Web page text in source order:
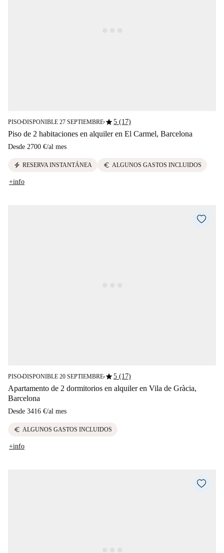
PISO■DISPONIBLE 27 SEPTIEMBRE■star5 (17)
Piso de 2 habitaciones en alquiler en El Carmel, Barcelona
Desde 2700 €/al mes
electric_bolt RESERVA INSTANTÁNEA euro ALGUNOS GASTOS INCLUIDOS
+info
PISO■DISPONIBLE 20 SEPTIEMBRE■star5 (17)
Apartamento de 2 dormitorios en alquiler en Vila de Gràcia,
Barcelona
Desde 3416 €/al mes
euro ALGUNOS GASTOS INCLUIDOS
+info